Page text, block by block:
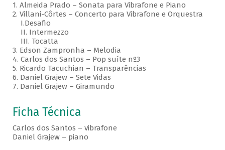
1. Almeida Prado – Sonata para Vibrafone e Piano
2. Villani-Côrtes – Concerto para Vibrafone e Orquestra
I.Desafio
II. Intermezzo
III. Tocatta
3. Edson Zampronha – Melodia
4. Carlos dos Santos – Pop suíte nº3
5. Ricardo Tacuchian – Transparências
6. Daniel Grajew – Sete Vidas
7. Daniel Grajew – Giramundo
Ficha Técnica
Carlos dos Santos – vibrafone
Daniel Grajew – piano